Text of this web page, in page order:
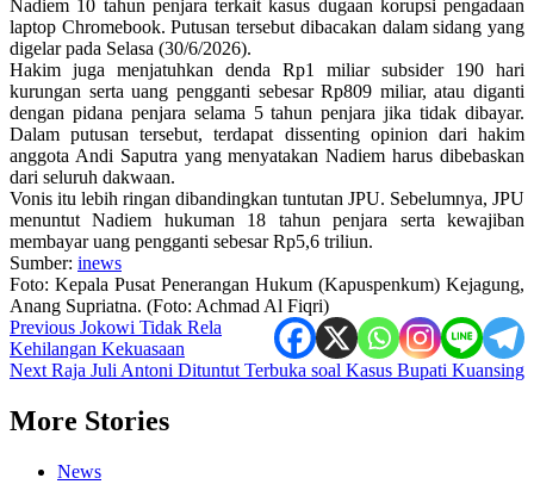
Nadiem 10 tahun penjara terkait kasus dugaan korupsi pengadaan
laptop Chromebook. Putusan tersebut dibacakan dalam sidang yang
digelar pada Selasa (30/6/2026).
Hakim juga menjatuhkan denda Rp1 miliar subsider 190 hari
kurungan serta uang pengganti sebesar Rp809 miliar, atau diganti
dengan pidana penjara selama 5 tahun penjara jika tidak dibayar.
Dalam putusan tersebut, terdapat dissenting opinion dari hakim
anggota Andi Saputra yang menyatakan Nadiem harus dibebaskan
dari seluruh dakwaan.
Vonis itu lebih ringan dibandingkan tuntutan JPU. Sebelumnya, JPU
menuntut Nadiem hukuman 18 tahun penjara serta kewajiban
membayar uang pengganti sebesar Rp5,6 triliun.
Sumber: inews
Foto: Kepala Pusat Penerangan Hukum (Kapuspenkum) Kejagung,
Anang Supriatna. (Foto: Achmad Al Fiqri)
Post
navigation
Previous Jokowi Tidak Rela
Kehilangan Kekuasaan
Next Raja Juli Antoni Dituntut Terbuka soal Kasus Bupati Kuansing
More Stories
News